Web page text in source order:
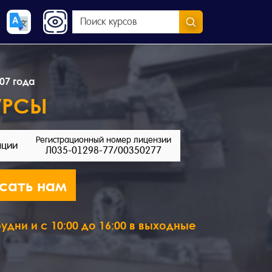
года
Регистрационный номер лицензии
Л035-01298-77/00350277
нам
и с 10:00 до 16:00 в выходные